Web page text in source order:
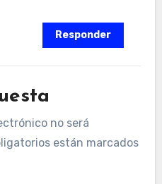
Responder
no será
están marcados